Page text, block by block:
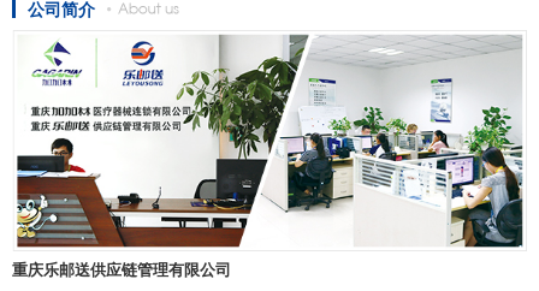
公司简介
重庆乐邮送供应链管理有限公司